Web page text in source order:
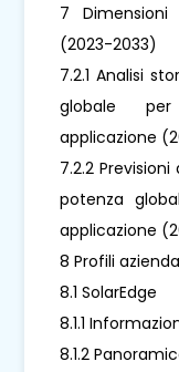
7
(2023-2033)
7.2.1 Analisi
globale
applicazione
7.2.2
potenza
applicazione
8 Profili
8.1 SolarEdge
8.1.1
8.1.2